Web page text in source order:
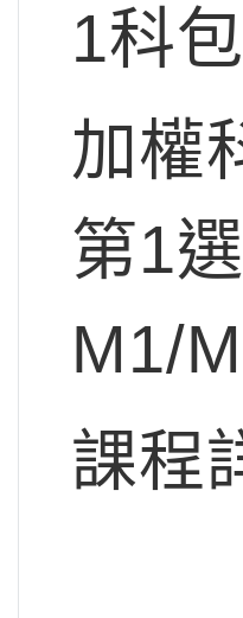
1科
加權
第1
M1/
課程